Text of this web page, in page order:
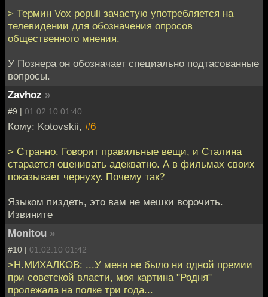
> Термин Vox populi зачастую употребляется на
телевидении для обозначения опросов
общественного мнения.
У Познера он обозначает специально подтасованные
вопросы.
Zavhoz »
#9 | 01.02.10 01:40
Кому: Kotovskii, #6
> Странно. Говорит правильные вещи, и Сталина
старается оценивать адекватно. А в фильмах своих
показывает чернуху. Почему так?
Языком пиздеть, это вам не мешки ворочить.
Извините
Monitou »
#10 | 01.02.10 01:42
>Н.МИХАЛКОВ: ...У меня не было ни одной премии
при советской власти, моя картина "Родня"
пролежала на полке три года...